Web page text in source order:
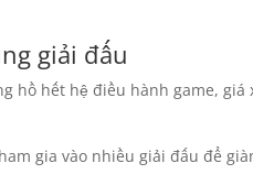
giải đấu
hồ hết hệ điều hành game,
gia vào nhiều giải đấu để